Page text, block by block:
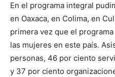
En el programa integral
en Oaxaca, en Colima, en
primera vez que el
las mujeres en este país.
personas, 46 por ciento
y 37 por ciento